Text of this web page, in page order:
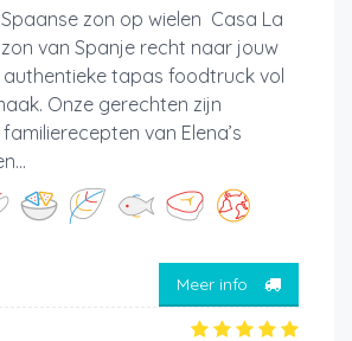
zon op wielen Casa La
van Spanje recht naar jouw
authentieke tapas foodtruck vol
Onze gerechten zijn
van Elena’s
Meer info